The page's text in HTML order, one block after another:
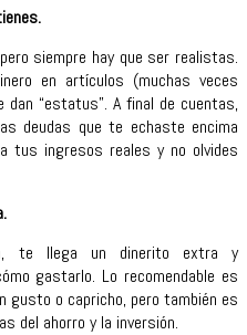
siempre hay que ser realistas.
en artículos (muchas veces
“estatus”. A final de cuentas,
deudas que te echaste encima
tus ingresos reales y no olvides
te llega un dinerito extra y
gastarlo. Lo recomendable es
gusto o capricho, pero también es
del ahorro y la inversión.